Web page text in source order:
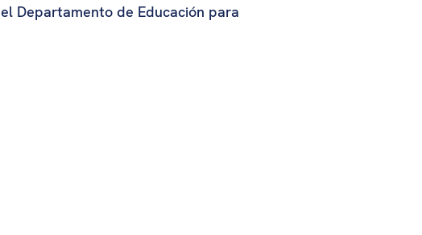
Departamento de Educación para